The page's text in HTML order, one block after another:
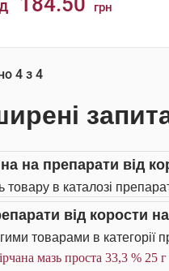
грн
4 з 4
на препарати від
товару в каталозі
від корости
товарами в категорії
мазь проста 33,3 % 25